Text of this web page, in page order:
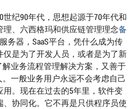
纪90年代，思想起源于70年代和
、六西格玛和供应链管理理念备
务器，SaaS平台，凭什么成为传
是为了开发人员，或者是为了新
解业务流程管理解决方案，又善于
一般业务用户永远不会考虑自己
。现在在过去的5年里，软件变
协同化。它不再是只供程序员使